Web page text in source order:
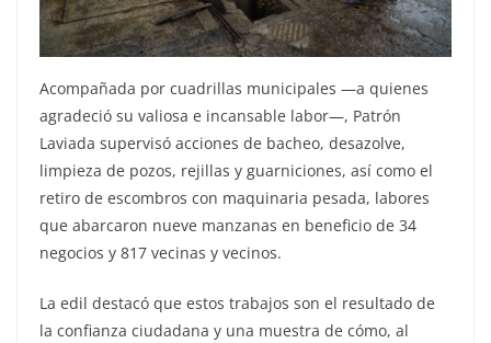
Acompañada por cuadrillas municipales —a quienes
agradeció su valiosa e incansable labor—, Patrón
Laviada supervisó acciones de bacheo, desazolve,
limpieza de pozos, rejillas y guarniciones, así como el
retiro de escombros con maquinaria pesada, labores
que abarcaron nueve manzanas en beneficio de 34
negocios y 817 vecinas y vecinos.
La edil destacó que estos trabajos son el resultado de
la confianza ciudadana y una muestra de cómo, al